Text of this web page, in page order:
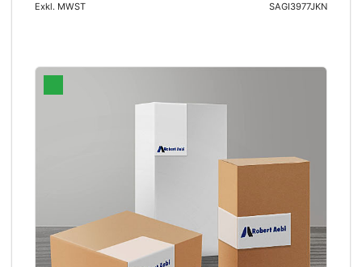
Exkl. MWST SAGI3977JKN